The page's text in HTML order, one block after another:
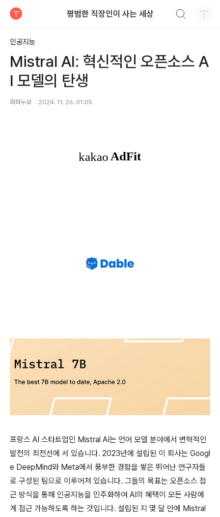
평범한 직장인이 사는 세상
인공지능
Mistral AI: 혁신적인 오픈소스 A
I 모델의 탄생
파파누보 2024. 11. 26. 01:05
프랑스 AI 스타트업인 Mistral AI는 언어 모델 분야에서 변혁적인
발전의 최전선에 서 있습니다. 2023년에 설립된 이 회사는 Googl
e DeepMind와 Meta에서 풍부한 경험을 쌓은 뛰어난 연구자들
로 구성된 팀으로 이루어져 있습니다. 그들의 목표는 오픈소스 접
근 방식을 통해 인공지능을 민주화하여 AI의 혜택이 모든 사람에
게 접근 가능하도록 하는 것입니다. 설립된 지 몇 달 만에 Mistral